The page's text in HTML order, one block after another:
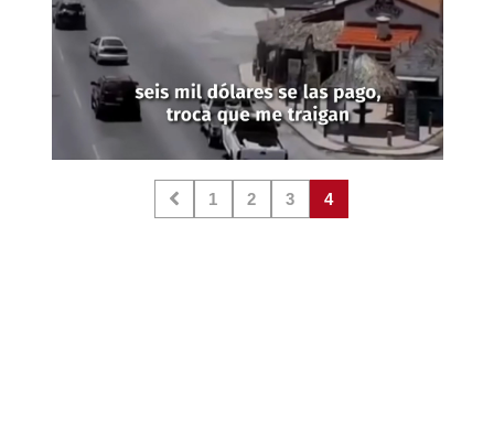
1 2 3 4